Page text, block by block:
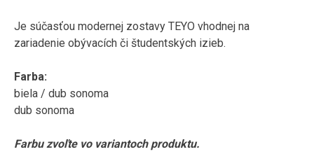
Je súčasťou modernej zostavy TEYO vhodnej na
zariadenie obývacích či študentských izieb.
Farba:
biela / dub sonoma
dub sonoma
Farbu zvoľte vo variantoch produktu.